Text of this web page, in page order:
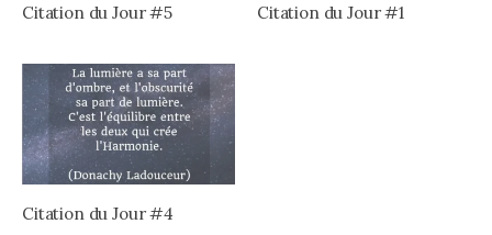
Citation du Jour #5 Citation du Jour #1
Citation du Jour #4